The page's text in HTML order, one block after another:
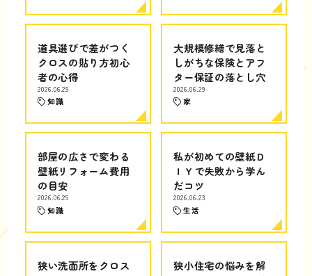
道具選びで差がつく
クロスの貼り方初心
者の心得
2026.06.29
知識
大規模修繕で見落と
しがちな保険とアフ
ター保証の落とし穴
2026.06.29
家
部屋の広さで変わる
壁紙リフォーム費用
の目安
2026.06.25
知識
私が初めての壁紙Ｄ
ＩＹで失敗から学ん
だコツ
2026.06.23
生活
狭い洗面所をクロス
狭小住宅の悩みを解